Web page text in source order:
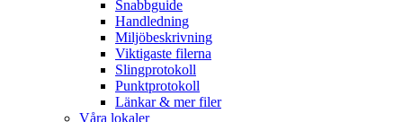
Snabbguide
Handledning
Miljöbeskrivning
Viktigaste filerna
Slingprotokoll
Punktprotokoll
Länkar & mer filer
Våra lokaler